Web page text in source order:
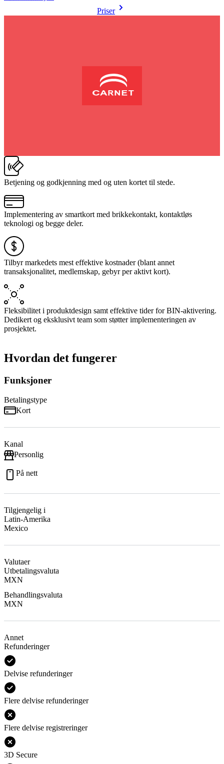
Priser
Betjening og godkjenning med og uten kortet til stede.
Implementering av smartkort med brikkekontakt, kontaktløs
teknologi og begge deler.
Tilbyr markedets mest effektive kostnader (blant annet
transaksjonalitet, medlemskap, gebyr per aktivt kort).
Fleksibilitet i produktdesign samt effektive tider for BIN-aktivering.
Dedikert og eksklusivt team som støtter implementeringen av
prosjektet.
Hvordan det fungerer
Funksjoner
Betalingstype
Kort
Kanal
Personlig
På nett
Tilgjengelig i
Latin-Amerika
Mexico
Valutaer
Utbetalingsvaluta
MXN
Behandlingsvaluta
MXN
Annet
Refunderinger
Delvise refunderinger
Flere delvise refunderinger
Flere delvise registreringer
3D Secure